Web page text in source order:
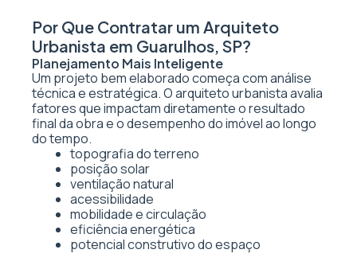
Por Que Contratar um Arquiteto
Urbanista em Guarulhos, SP?
Planejamento Mais Inteligente
Um projeto bem elaborado começa com análise
técnica e estratégica. O arquiteto urbanista avalia
fatores que impactam diretamente o resultado
final da obra e o desempenho do imóvel ao longo
do tempo.
topografia do terreno
posição solar
ventilação natural
acessibilidade
mobilidade e circulação
eficiência energética
potencial construtivo do espaço